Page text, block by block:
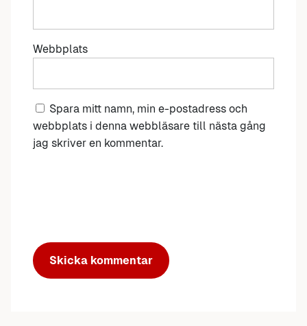
Webbplats
Spara mitt namn, min e-postadress och
webbplats i denna webbläsare till nästa gång
jag skriver en kommentar.